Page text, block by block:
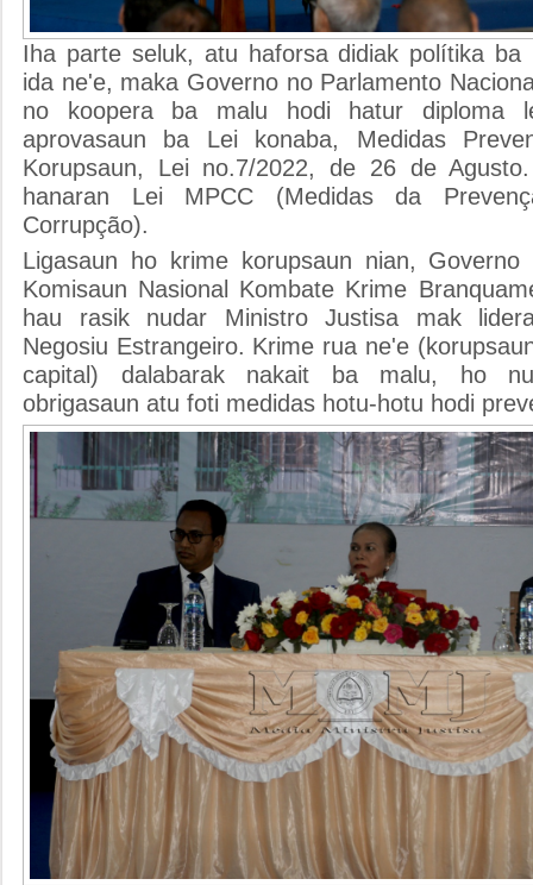
Iha parte seluk, atu haforsa didiak polítika ba
ida ne'e, maka Governo no Parlamento
no koopera ba malu hodi hatur diploma
aprovasaun ba Lei konaba, Medidas
Korupsaun, Lei no.7/2022, de 26 de
hanaran Lei MPCC (Medidas da
Corrupção).
Ligasaun ho krime korupsaun nian,
Komisaun Nasional Kombate Krime
hau rasik nudar Ministro Justisa mak
Negosiu Estrangeiro. Krime rua ne'e
capital) dalabarak nakait ba malu, ho
obrigasaun atu foti medidas hotu-hotu hodi